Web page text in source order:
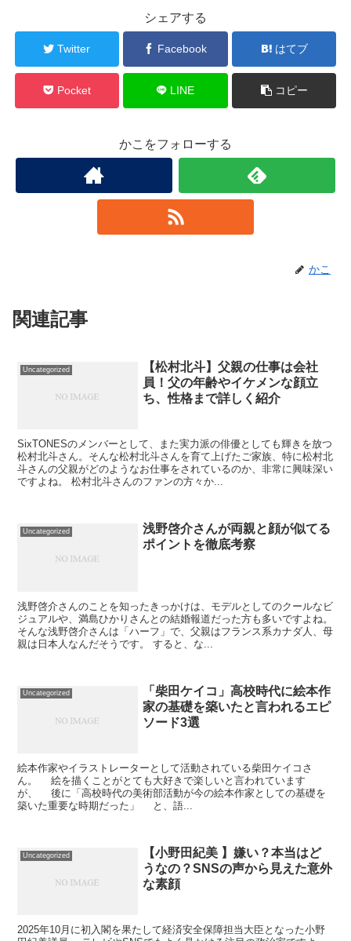
シェアする
Twitter Facebook はてブ
Pocket LINE コピー
かこをフォローする
かこ
関連記事
Uncategorized
【松村北斗】父親の仕事は会社
員！父の年齢やイケメンな顔立
ち、性格まで詳しく紹介
SixTONESのメンバーとして、また実力派の俳優としても輝きを放つ
松村北斗さん。そんな松村北斗さんを育て上げたご家族、特に松村北
斗さんの父親がどのようなお仕事をされているのか、非常に興味深い
ですよね。 松村北斗さんのファンの方々か...
Uncategorized
浅野啓介さんが両親と顔が似てる
ポイントを徹底考察
浅野啓介さんのことを知ったきっかけは、モデルとしてのクールなビ
ジュアルや、満島ひかりさんとの結婚報道だった方も多いですよね。
そんな浅野啓介さんは「ハーフ」で、父親はフランス系カナダ人、母
親は日本人なんだそうです。 すると、な...
Uncategorized
「柴田ケイコ」高校時代に絵本作
家の基礎を築いたと言われるエピ
ソード3選
絵本作家やイラストレーターとして活動されている柴田ケイコさ
ん。 絵を描くことがとても大好きで楽しいと言われています
が、 後に「高校時代の美術部活動が今の絵本作家としての基礎を
築いた重要な時期だった」 と、語...
Uncategorized
【小野田紀美 】嫌い？本当はど
うなの？SNSの声から見えた意外
な素顔
2025年10月に初入閣を果たして経済安全保障担当大臣となった小野